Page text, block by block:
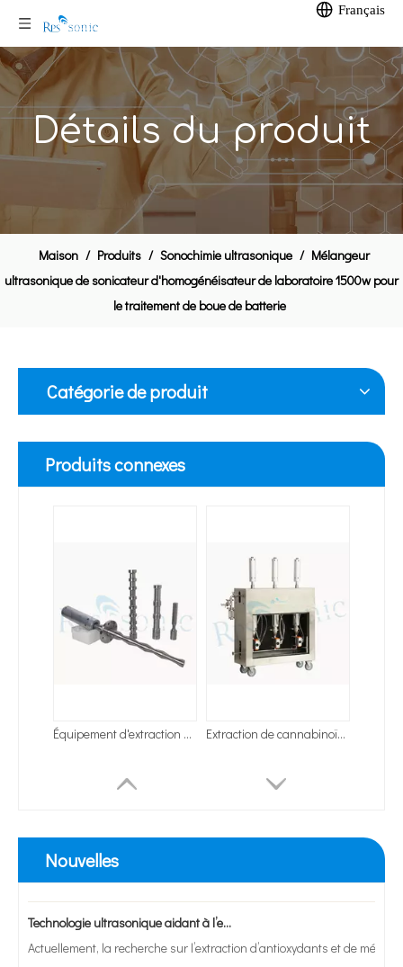
Français
Détails du produit
Maison / Produits / Sonochimie ultrasonique / Mélangeur
ultrasonique de sonicateur d'homogénéisateur de laboratoire 1500w pour
le traitement de boue de batterie
Catégorie de produit
Produits connexes
Homogénéisateur antidéflagrant 20 kHz pour processeur de liquide
Équipement d'extraction par ultrasons basse température avec sonde personnalisée
Réacteur à ultrasons pour dispersion de peinture équipement ultrasonique de forte intensité du homogénisateur 20Khz pour la pesulfuration du pétrole brut
Nouvelles
Actuellement, la recherche sur l’extraction d’antioxydants et de
Technologie ultrasonique aidant à l’extraction de la chlorophylle des feuilles de luzerne : principes, avantages et perspectives d’application
Actuellement, la recherche sur l’extraction d’antioxydants et de